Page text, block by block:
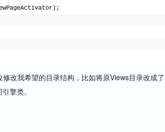
改我希望的目录结构，比如将原Views目录改成了
擎类。